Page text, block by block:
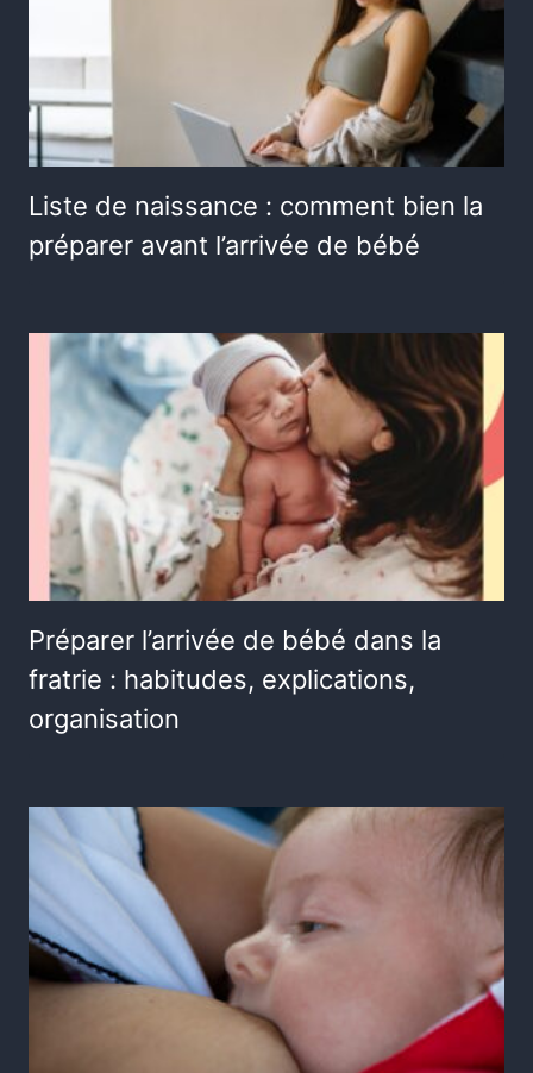
Liste de naissance : comment bien la
préparer avant l’arrivée de bébé
Préparer l’arrivée de bébé dans la
fratrie : habitudes, explications,
organisation